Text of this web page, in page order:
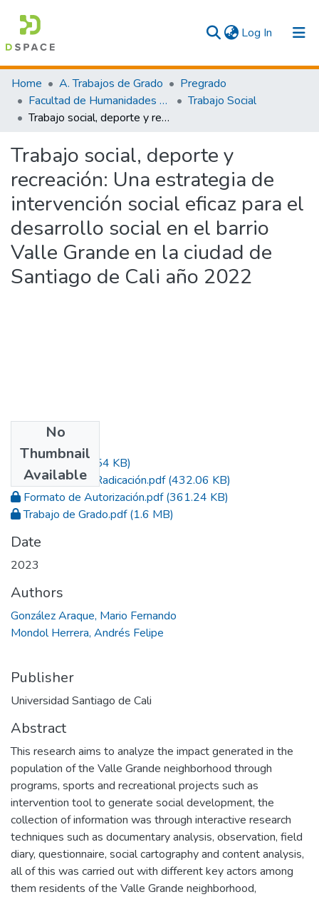
Log In (current)
Communities & Collections
Home A. Trabajos de Grado
Pregrado
Facultad de Humanidades y Artes
Trabajo Social
Trabajo social, deporte y recreación: Una estrategia de intervención social eficaz para el desarrollo social en el barrio Valle Grande en la ciudad de Santiago de Cali año 2022
Trabajo social, deporte y
recreación: Una estrategia de
intervención social eficaz para el
desarrollo social en el barrio
Valle Grande en la ciudad de
Santiago de Cali año 2022
No
Thumbnail
Available
Acta.pdf(803.54 KB)
Constancia de Radicación.pdf(432.06 KB)
Formato de Autorización.pdf(361.24 KB)
Trabajo de Grado.pdf(1.6 MB)
Date
2023
Authors
González Araque, Mario Fernando
Mondol Herrera, Andrés Felipe
Publisher
Universidad Santiago de Cali
Abstract
This research aims to analyze the impact generated in the
population of the Valle Grande neighborhood through
programs, sports and recreational projects such as
intervention tool to generate social development, the
collection of information was through interactive research
techniques such as documentary analysis, observation, field
diary, questionnaire, social cartography and content analysis,
all of this was carried out with different key actors among
them residents of the Valle Grande neighborhood,